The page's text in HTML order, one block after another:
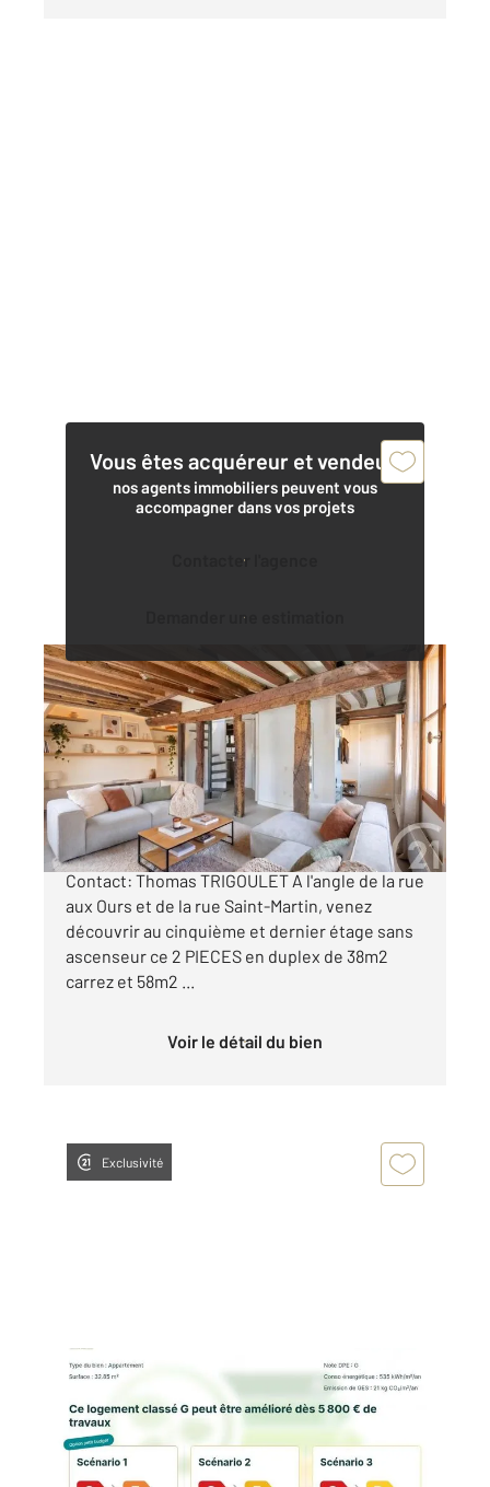
Vous êtes acquéreur et vendeur,
nos agents immobiliers peuvent vous
accompagner dans vos projets
Contacter l'agence
Demander une estimation
PARIS 75003
45 m2, 2 pièces
Ref : 6621
Appartement Duplex à vendre
440 000 €
PARIS 3E - MARAIS - Quartier Sainte-Avoie.
Contact: Thomas TRIGOULET A l'angle de la rue
aux Ours et de la rue Saint-Martin, venez
découvrir au cinquième et dernier étage sans
ascenseur ce 2 PIECES en duplex de 38m2
carrez et 58m2 ...
Voir le détail du bien
Exclusivité
PARIS 75013
, 2 pièces
Ref : 6560
Appartement F2 à vendre